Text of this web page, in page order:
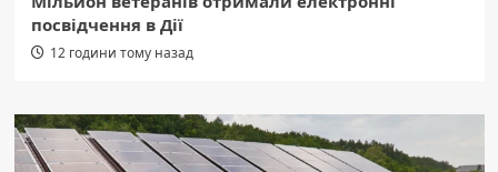
посвідчення в Дії
12 години тому назад